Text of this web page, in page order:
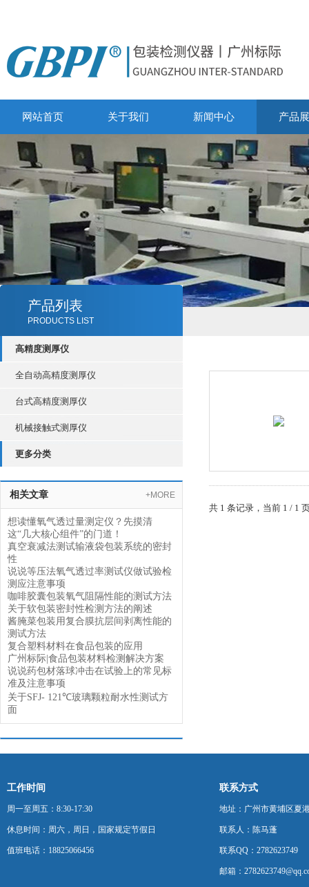
网站首页 关于我们 新闻中心 产品
产品列表
PRODUCTS LIST
高精度测厚仪
全自动高精度测厚仪
台式高精度测厚仪
机械接触式测厚仪
更多分类
相关文章 +MORE
想读懂氧气透过量测定仪？先摸清
这“几大核心组件”的门道！
真空衰减法测试输液袋包装系统的密封
性
说说等压法氧气透过率测试仪做试验检
测应注意事项
咖啡胶囊包装氧气阻隔性能的测试方法
关于软包装密封性检测方法的阐述
酱腌菜包装用复合膜抗层间剥离性能的
测试方法
复合塑料材料在食品包装的应用
广州标际|食品包装材料检测解决方案
说说药包材落球冲击在试验上的常见标
准及注意事项
关于SFJ- 121℃玻璃颗粒耐水性测试方
面
共 1 条记录，当前 1 / 1
工作时间
周一至周五：8:30-17:30
休息时间：周六，周日，国家规定节假日
值班电话：18825066456
联系方式
地址：广州市黄埔区夏
联系人：陈马蓬
联系QQ：2782623749
邮箱：